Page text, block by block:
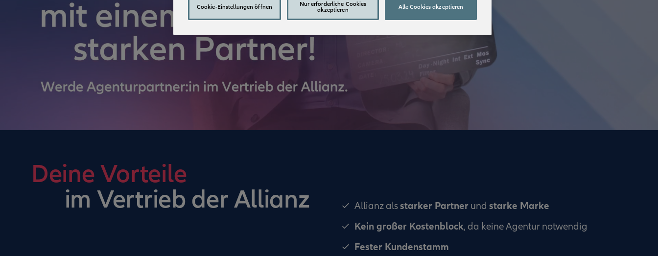
Deine Vorteile
im Vertrieb der Allianz
Allianz alsstarker Partner und starke Marke
Kein großer Kostenblock, da keine Agentur notwendig
Fester Kundenstamm
Cookie-Einstellungen öffnen
Nur erforderliche Cookies
akzeptieren
Alle Cookies akzeptieren